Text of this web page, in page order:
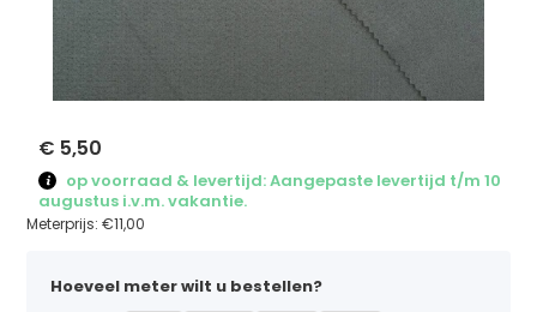
€ 5,50
op voorraad & levertijd: Aangepaste levertijd t/m 10
augustus i.v.m. vakantie.
Meterprijs:€11,00
Hoeveel meter wilt u bestellen?